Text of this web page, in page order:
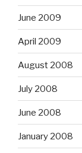
June 2009
April 2009
August 2008
July 2008
June 2008
January 2008